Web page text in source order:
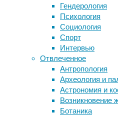
Гендерология
Психология
Социология
Спорт
Интервью
Отвлеченное
Антропология
Археология и
Астрономия и
Возникновение
Ботаника
экологичнее
всех
существующих
аналогов.
Метки
ДНК бактерии
биотехнология
генетика
здоровье
инструменты и